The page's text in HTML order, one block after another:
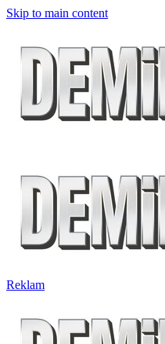
Skip to main content
Reklam